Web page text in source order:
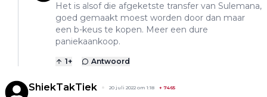
Het is alsof die afgeketste transfer van Sulemana,
goed gemaakt moest worden door dan maar
een b-keus te kopen. Meer een dure
paniekaankoop.
1+ Antwoord
ShiekTakTiek 20 juli 2022 om 1:18 + 7465